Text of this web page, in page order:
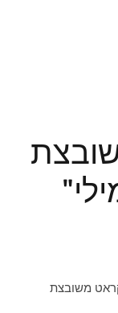
אירוסין בעיצוב מיוחד מזהב לבן 14 קראט משובצת